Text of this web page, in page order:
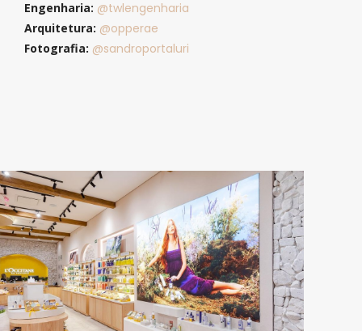
Engenharia: @twlengenharia
Arquitetura: @opperae
Fotografia: @sandroportaluri